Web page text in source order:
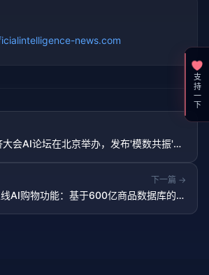
news.com
会AI论坛在北京举办，发布'模数共振'行
下一篇 →
AI购物功能：基于600亿商品数据库的对
支持一下